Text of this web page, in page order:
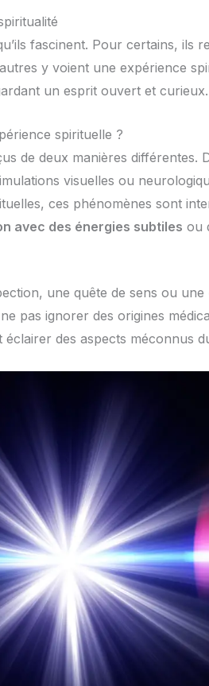
fascinent. Pour certains, ils
y voient une expérience
un esprit ouvert et curieux.
spirituelle ?
de deux manières différentes.
visuelles ou
ces phénomènes sont
avec des énergies subtiles ou
une quête de sens ou une
pas ignorer des origines
éclairer des aspects méconnus